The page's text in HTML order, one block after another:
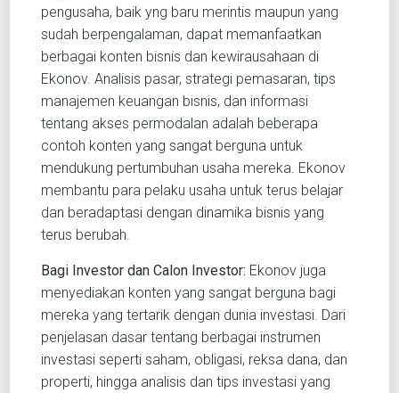
pengusaha, baik yng baru merintis maupun yang
sudah berpengalaman, dapat memanfaatkan
berbagai konten bisnis dan kewirausahaan di
Ekonov. Analisis pasar, strategi pemasaran, tips
manajemen keuangan bisnis, dan informasi
tentang akses permodalan adalah beberapa
contoh konten yang sangat berguna untuk
mendukung pertumbuhan usaha mereka. Ekonov
membantu para pelaku usaha untuk terus belajar
dan beradaptasi dengan dinamika bisnis yang
terus berubah.
Bagi Investor dan Calon Investor: Ekonov juga
menyediakan konten yang sangat berguna bagi
mereka yang tertarik dengan dunia investasi. Dari
penjelasan dasar tentang berbagai instrumen
investasi seperti saham, obligasi, reksa dana, dan
properti, hingga analisis dan tips investasi yang